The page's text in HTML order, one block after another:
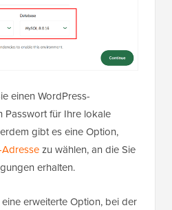
einen WordPress-
Passwort für Ihre lokale
gibt es eine Option,
zu wählen, an die Sie
erhalten.
erweiterte Option, bei der